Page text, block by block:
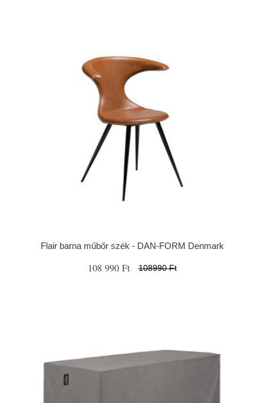
Flair barna műbőr szék - ​​​​​DAN-FORM Denmark
108 990 Ft 108990 Ft